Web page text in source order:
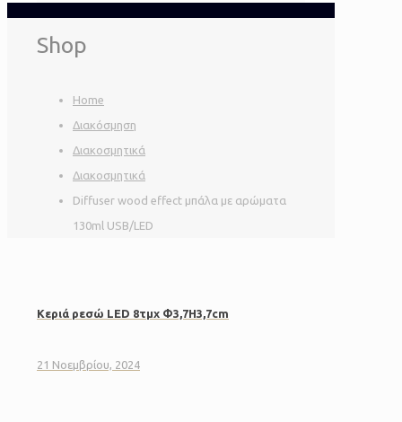
Shop
Home
Διακόσμηση
Διακοσμητικά
Διακοσμητικά
Diffuser wood effect μπάλα με αρώματα
130ml USB/LED
Κεριά ρεσώ LED 8τμχ Φ3,7Η3,7cm
21 Νοεμβρίου, 2024